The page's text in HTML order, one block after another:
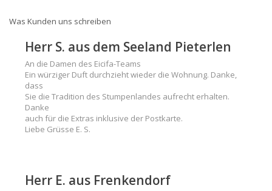
Was Kunden uns schreiben
Herr S. aus dem Seeland Pieterlen
An die Damen des Eicifa-Teams
Ein würziger Duft durchzieht wieder die Wohnung. Danke,
dass
Sie die Tradition des Stumpenlandes aufrecht erhalten.
Danke
auch für die Extras inklusive der Postkarte.
Liebe Grüsse E. S.
Herr E. aus Frenkendorf